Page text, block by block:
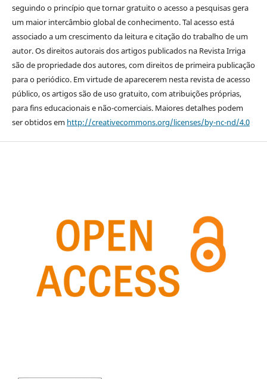
seguindo o princípio que tornar gratuito o acesso a pesquisas gera
um maior intercâmbio global de conhecimento. Tal acesso está
associado a um crescimento da leitura e citação do trabalho de um
autor. Os direitos autorais dos artigos publicados na Revista Irriga
são de propriedade dos autores, com direitos de primeira publicação
para o periódico. Em virtude de aparecerem nesta revista de acesso
público, os artigos são de uso gratuito, com atribuições próprias,
para fins educacionais e não-comerciais. Maiores detalhes podem
ser obtidos em http://creativecommons.org/licenses/by-nc-nd/4.0